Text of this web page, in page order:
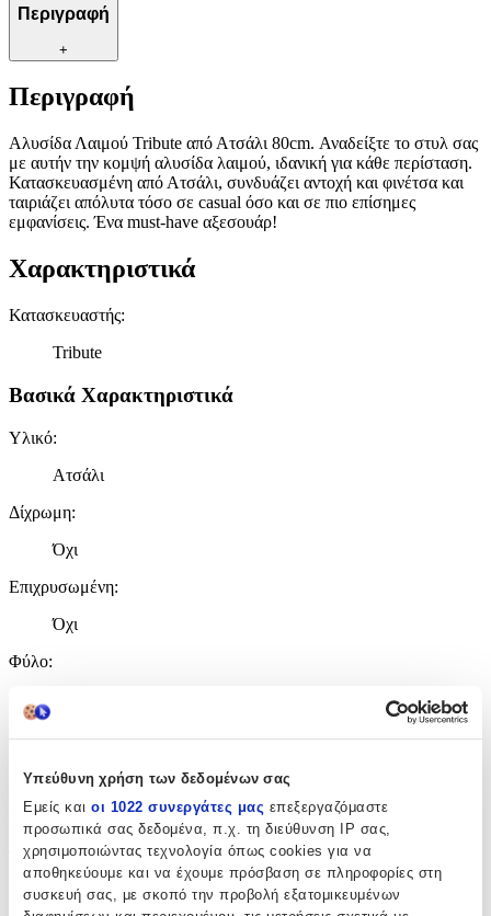
Υπεύθυνη χρήση των δεδομένων σας
Εμείς και οι 1022 συνεργάτες μας επεξεργαζόμαστε
προσωπικά σας δεδομένα, π.χ. τη διεύθυνση IP σας,
χρησιμοποιώντας τεχνολογία όπως cookies για να
αποθηκεύουμε και να έχουμε πρόσβαση σε πληροφορίες στη
συσκευή σας, με σκοπό την προβολή εξατομικευμένων
Περιγραφή
+
Περιγραφή
Αλυσίδα Λαιμού Tribute από Ατσάλι 80cm. Αναδείξτε το στυλ σας
με αυτήν την κομψή αλυσίδα λαιμού, ιδανική για κάθε περίσταση.
Κατασκευασμένη από Ατσάλι, συνδυάζει αντοχή και φινέτσα και
ταιριάζει απόλυτα τόσο σε casual όσο και σε πιο επίσημες
εμφανίσεις. Ένα must-have αξεσουάρ!
Χαρακτηριστικά
Κατασκευαστής:
Tribute
Βασικά Χαρακτηριστικά
Υλικό:
Ατσάλι
Δίχρωμη:
Όχι
Επιχρυσωμένη:
Όχι
Φύλο:
Χρώμα Υλικού:
Λευκό
Λεπτομέρειες
Τύπος:
Λαιμού